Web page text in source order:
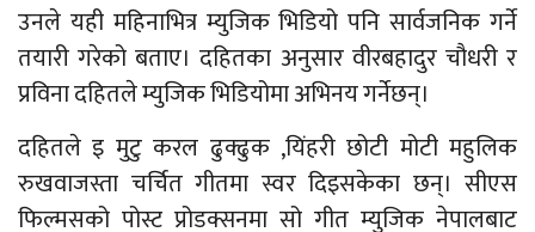
उनले यही महिनाभित्र म्युजिक भिडियो पनि सार्वजनिक गर्ने
तयारी गरेको बताए। दहितका अनुसार वीरबहादुर चौधरी र
प्रविना दहितले म्युजिक भिडियोमा अभिनय गर्नेछन्।
दहितले इ मुटु करल ढुक्ढुक ,यिंहरी छोटी मोटी महुलिक
रुखवाजस्ता चर्चित गीतमा स्वर दिइसकेका छन्। सीएस
फिल्मसको पोस्ट प्रोडक्सनमा सो गीत म्युजिक नेपालबाट